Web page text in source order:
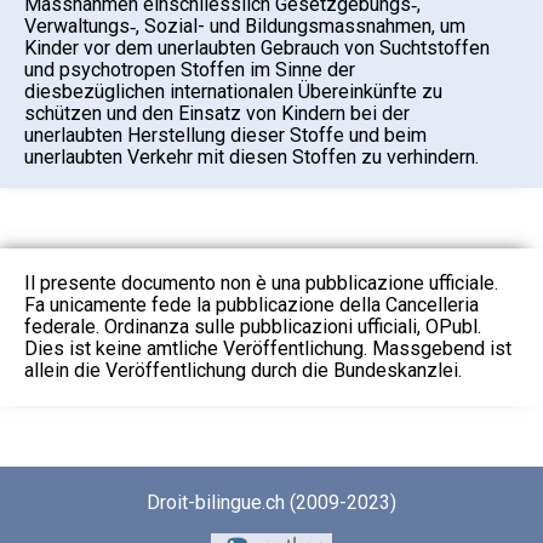
Verwaltungs‑, Sozial- und Bildungsmassnahmen, um
Kinder vor dem unerlaubten Gebrauch von Suchtstoffen
und psychotropen Stoffen im Sinne der
diesbezüglichen internationalen Übereinkünfte zu
schützen und den Einsatz von Kindern bei der
unerlaubten Herstellung dieser Stoffe und beim
unerlaubten Verkehr mit diesen Stoffen zu verhindern.
Il presente documento non è una pubblicazione ufficiale.
Fa unicamente fede la pubblicazione della Cancelleria
federale. Ordinanza sulle pubblicazioni ufficiali, OPubl.
Dies ist keine amtliche Veröffentlichung. Massgebend ist
allein die Veröffentlichung durch die Bundeskanzlei.
Droit-bilingue.ch (2009-2023)